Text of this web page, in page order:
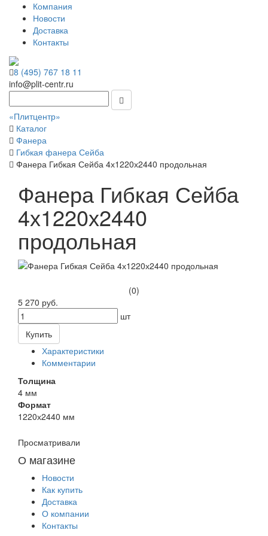
Компания
Новости
Доставка
Контакты
8 (495) 767 18 11
info@plit-centr.ru
«Плитцентр»
Каталог
Фанера
Гибкая фанера Сейба
Фанера Гибкая Сейба 4х1220х2440 продольная
Фанера Гибкая Сейба
4х1220х2440
продольная
(0)
5 270 руб.
шт
Купить
Характеристики
Комментарии
Толщина
4 мм
Формат
1220х2440 мм
Просматривали
О магазине
Новости
Как купить
Доставка
О компании
Контакты